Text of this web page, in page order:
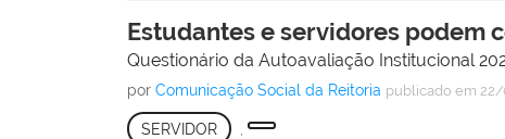
Estudantes e servidores podem
Questionário da Autoavaliação Institucional
porComunicação Social da Reitoria publicado em
SERVIDOR